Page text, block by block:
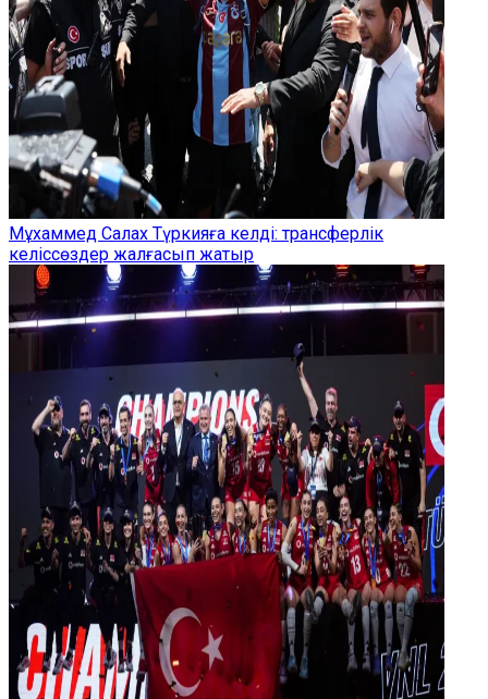
Мұхаммед Салах Түркияға келді: трансферлік
келіссөздер жалғасып жатыр